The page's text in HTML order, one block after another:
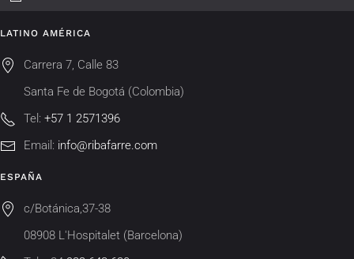
LATINO AMÉRICA
Carrera 7, Calle 83
Santa Fe de Bogotá (Colombia)
Tel: +57 1 2571396
Email: info@ribafarre.com
ESPAÑA
c/Botánica,37-38
08908 L'Hospitalet (Barcelona)